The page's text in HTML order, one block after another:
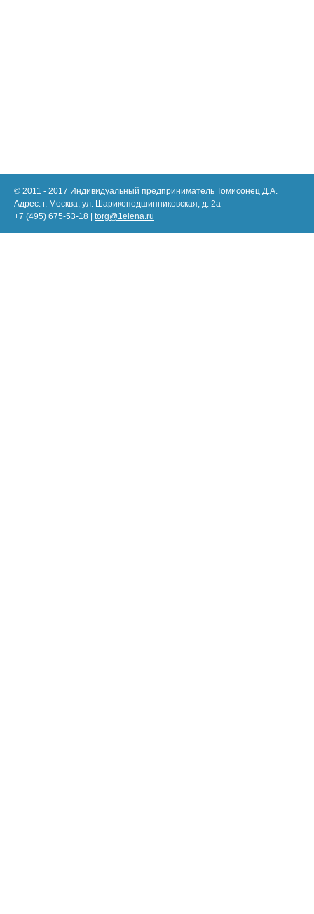
© 2011 - 2017 Индивидуальный предприниматель Томисонец Д.А.
Адрес: г. Москва, ул. Шарикоподшипниковская, д. 2а
+7 (495) 675-53-18 | torg@1elena.ru